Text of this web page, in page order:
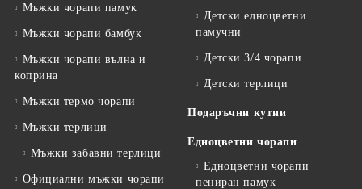
Мъжки чорапи памук
Мъжки чорапи бамбук
Мъжки чорапи вълна и
коприна
Мъжки термо чорапи
Мъжки терлици
Мъжки забавни терлици
Официални мъжки чорапи
Детски едноцветни
памучни
Детски 3/4 чорапи
Детски терлици
Подаръчни кутии
Едноцветни чорапи
Едноцветни чорапи
пениран памук